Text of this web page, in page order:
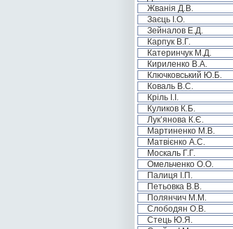
Жванія Д.В.
Заєць І.О.
Зейналов Е.Д.
Карпук В.Г.
Катеринчук М.Д.
Кириленко В.А.
Ключковський Ю.Б.
Коваль В.С.
Кріль І.І.
Куликов К.Б.
Лук’янова К.Є.
Мартиненко М.В.
Матвієнко А.С.
Москаль Г.Г.
Омельченко О.О.
Палиця І.П.
Петьовка В.В.
Полянчич М.М.
Слободян О.В.
Стець Ю.Я.